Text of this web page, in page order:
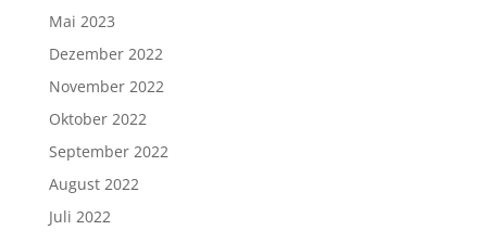
Mai 2023
Dezember 2022
November 2022
Oktober 2022
September 2022
August 2022
Juli 2022